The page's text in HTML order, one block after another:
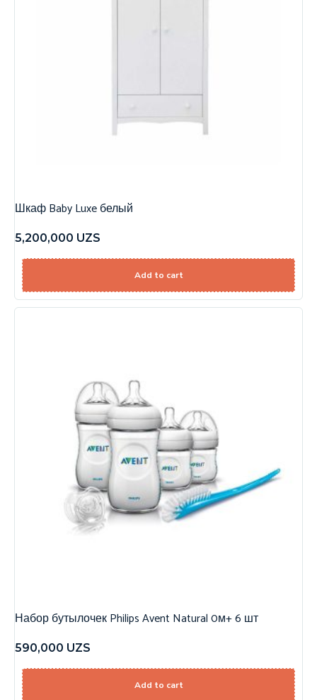
Шкаф Baby Luxe белый
5,200,000 UZS
Add to cart
Набор бутылочек Philips Avent Natural 0м+ 6 шт
590,000 UZS
Add to cart